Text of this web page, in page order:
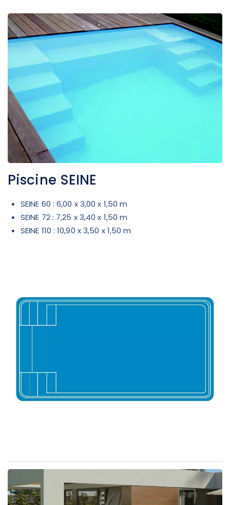
Piscine SEINE
SEINE 60 : 6,00 x 3,00 x 1,50 m
SEINE 72 : 7,25 x 3,40 x 1,50 m
SEINE 110 : 10,90 x 3,50 x 1,50 m